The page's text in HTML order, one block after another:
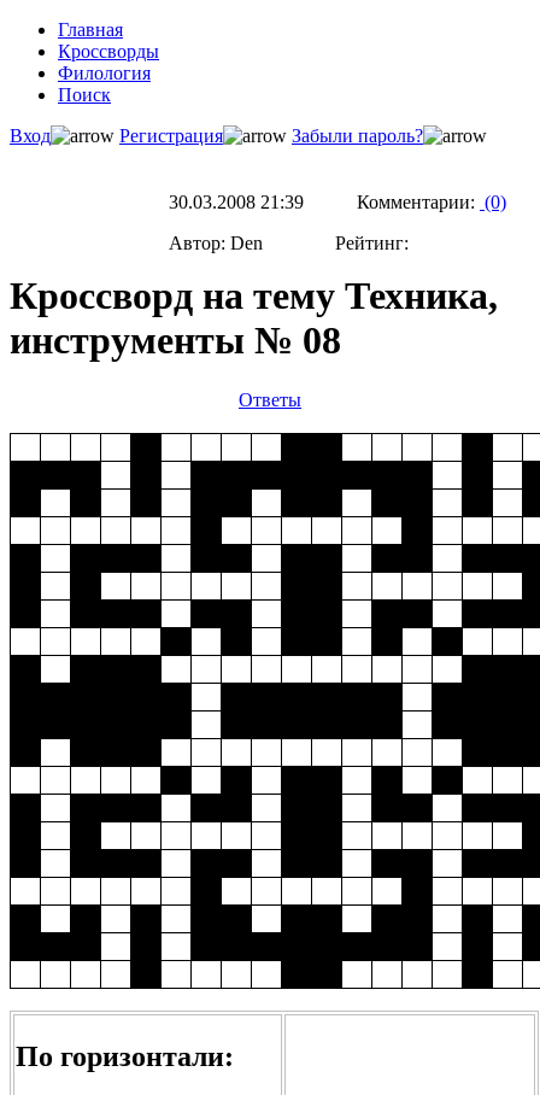
Главная
Кроссворды
Филология
Поиск
Вход
Регистрация Забыли пароль?
30.03.2008 21:39 Комментарии: (0)
Автор: Den Рейтинг:
Кроссворд на тему Техника,
инструменты № 08
Ответы
По горизонтали: